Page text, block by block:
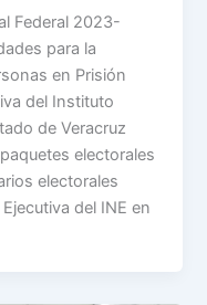
Federal 2023-
para la
en Prisión
del Instituto
de Veracruz
electorales
electorales
del INE en